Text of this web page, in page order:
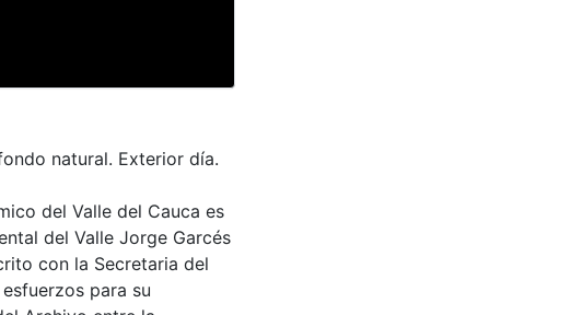
natural. Exterior día.
del Valle del Cauca es
del Valle Jorge Garcés
con la Secretaria del
para su